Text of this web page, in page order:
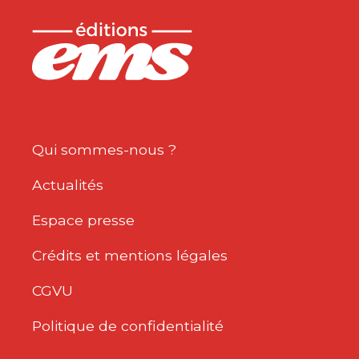
Qui sommes-nous ?
Actualités
Espace presse
Crédits et mentions légales
CGVU
Politique de confidentialité